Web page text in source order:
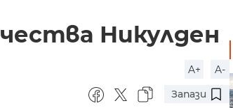
Никулден
A+
A-
Запази